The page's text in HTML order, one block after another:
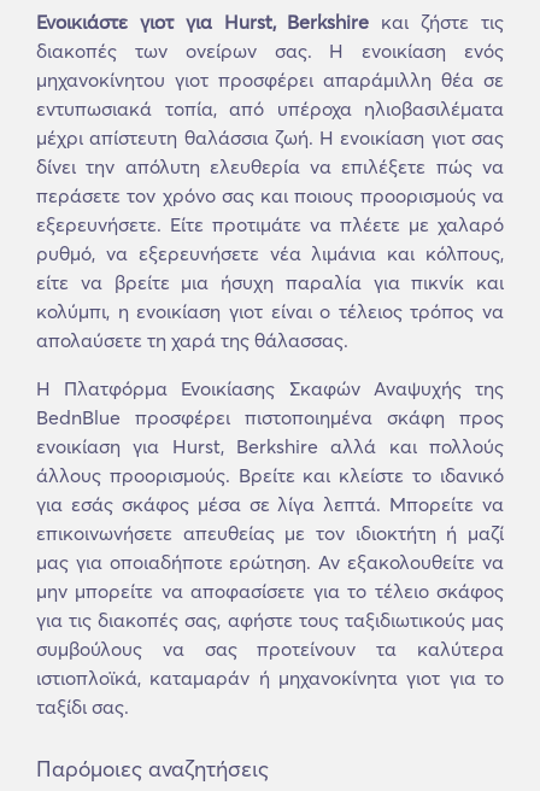
Ενοικιάστε γιοτ για Hurst, Berkshire και ζήστε τις
διακοπές των ονείρων σας. Η ενοικίαση ενός
μηχανοκίνητου γιοτ προσφέρει απαράμιλλη θέα σε
εντυπωσιακά τοπία, από υπέροχα ηλιοβασιλέματα
μέχρι απίστευτη θαλάσσια ζωή. Η ενοικίαση γιοτ σας
δίνει την απόλυτη ελευθερία να επιλέξετε πώς να
περάσετε τον χρόνο σας και ποιους προορισμούς να
εξερευνήσετε. Είτε προτιμάτε να πλέετε με χαλαρό
ρυθμό, να εξερευνήσετε νέα λιμάνια και κόλπους,
είτε να βρείτε μια ήσυχη παραλία για πικνίκ και
κολύμπι, η ενοικίαση γιοτ είναι ο τέλειος τρόπος να
απολαύσετε τη χαρά της θάλασσας.
Η Πλατφόρμα Ενοικίασης Σκαφών Αναψυχής της
BednBlue προσφέρει πιστοποιημένα σκάφη προς
ενοικίαση για Hurst, Berkshire αλλά και πολλούς
άλλους προορισμούς. Βρείτε και κλείστε το ιδανικό
για εσάς σκάφος μέσα σε λίγα λεπτά. Μπορείτε να
επικοινωνήσετε απευθείας με τον ιδιοκτήτη ή μαζί
μας για οποιαδήποτε ερώτηση. Αν εξακολουθείτε να
μην μπορείτε να αποφασίσετε για το τέλειο σκάφος
για τις διακοπές σας, αφήστε τους ταξιδιωτικούς μας
συμβούλους να σας προτείνουν τα καλύτερα
ιστιοπλοϊκά, καταμαράν ή μηχανοκίνητα γιοτ για το
ταξίδι σας.
Παρόμοιες αναζητήσεις